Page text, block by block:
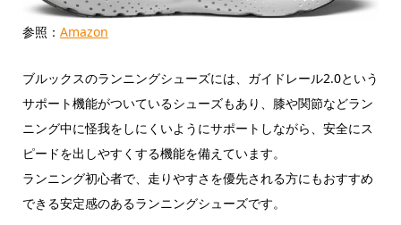
参照： Amazon
ブルックスのランニングシューズには、ガイドレール2.0という
サポート機能がついているシューズもあり、膝や関節などラン
ニング中に怪我をしにくいようにサポートしながら、安全にス
ピードを出しやすくする機能を備えています。
ランニング初心者で、走りやすさを優先される方にもおすすめ
できる安定感のあるランニングシューズです。